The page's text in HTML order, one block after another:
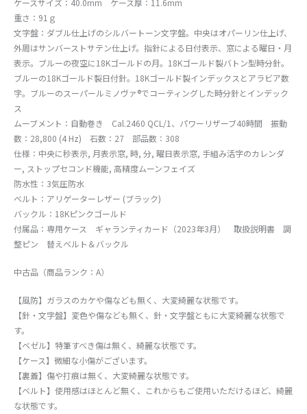
重さ：91ｇ
文字盤：ダブル仕上げのシルバートーン文字盤。中央はオパーリン仕上げ、
外周はサンバーストサテン仕上げ。指針による日付表示、窓による曜日・月
表示。ブルーの夜空に18Kゴールドの月。18Kゴールド製バトン型時分針。
ブルーの18Kゴールド製日付針。18Kゴールド製インデックスとアラビア数
字。ブルーのスーパールミノヴァ®でコーティングした時分針とインデック
ス
ムーブメント：自動巻き Cal.2460 QCL/1、パワーリザーブ40時間 振動
数：28,800 (4 Hz) 石数：27 部品数：308
仕様：中央に秒表示, 月表示窓, 時, 分, 曜日表示窓, 手組み活字のカレンダ
ー, ストップセコンド機能, 高精度ムーンフェイズ
防水性：3気圧防水
ベルト：アリゲーターレザー (ブラック)
バックル：18Kピンクゴールド
付属品：専用ケース ギャランティカード（2023年3月） 取扱説明書 調
整ピン 替えベルト＆バックル
中古品（商品ランク：A）
【風防】ガラスのカケや傷なども無く、大変綺麗な状態です。
【針・文字盤】変色や傷なども無く、針・文字盤ともに大変綺麗な状態で
す。
【ベゼル】特筆すべき傷は無く、綺麗な状態です。
【ケース】微細な小傷がございます。
【裏蓋】傷や打痕は無く、大変綺麗な状態です。
【ベルト】使用感はほとんど無く、これからもご使用いただけるほど、綺麗
な状態です。